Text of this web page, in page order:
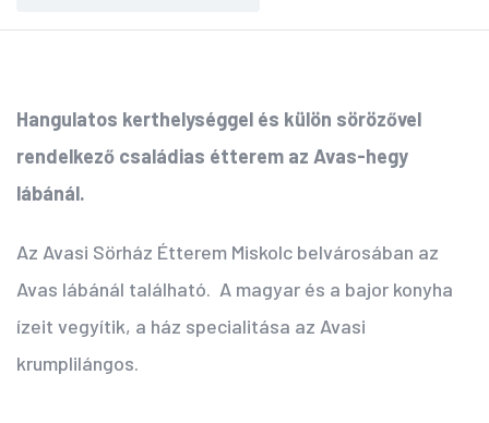
Hangulatos kerthelységgel és külön sörözővel
rendelkező családias étterem az Avas-hegy
lábánál.
Az Avasi Sörház Étterem Miskolc belvárosában az
Avas lábánál található. A magyar és a bajor konyha
ízeit vegyítik, a ház specialitása az Avasi
krumplilángos.